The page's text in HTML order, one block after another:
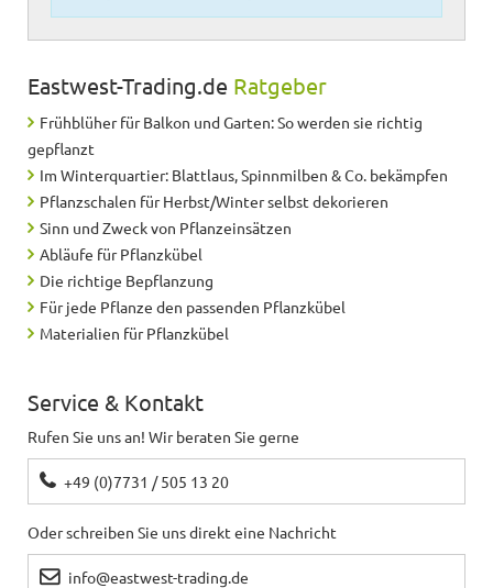
Eastwest-Trading.de Ratgeber
Frühblüher für Balkon und Garten: So werden sie richtig
gepflanzt
Im Winterquartier: Blattlaus, Spinnmilben & Co. bekämpfen
Pflanzschalen für Herbst/Winter selbst dekorieren
Sinn und Zweck von Pflanzeinsätzen
Abläufe für Pflanzkübel
Die richtige Bepflanzung
Für jede Pflanze den passenden Pflanzkübel
Materialien für Pflanzkübel
Service & Kontakt
Rufen Sie uns an! Wir beraten Sie gerne
+49 (0)7731 / 505 13 20
Oder schreiben Sie uns direkt eine Nachricht
info@eastwest-trading.de